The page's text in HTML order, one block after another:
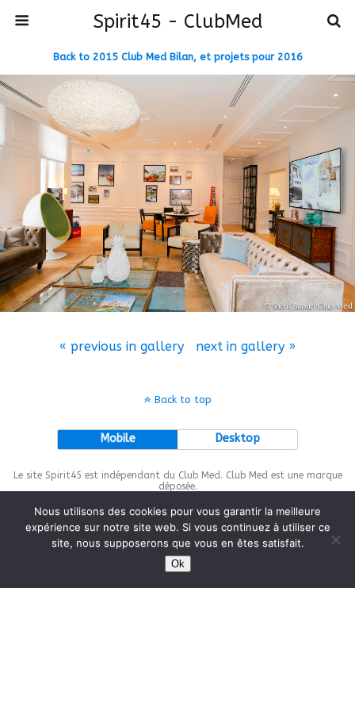
Spirit45 - ClubMed
Back to 2015 Club Med Bilan, et projets pour 2016
« previous in gallery next in gallery »
Back to top
Mobile Desktop
Le site Spirit45 est indépendant du Club Med. Club Med est une marque
déposée.
This site is protected bywp-copyrightpro.com
Nous utilisons des cookies pour vous garantir la meilleure
expérience sur notre site web. Si vous continuez à utiliser ce
site, nous supposerons que vous en êtes satisfait.
Ok